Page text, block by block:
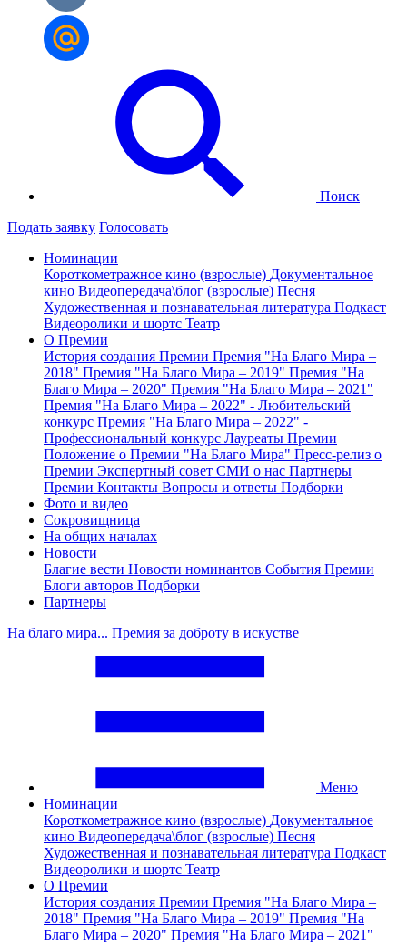
Поиск
Подать заявку Голосовать
Номинации
Короткометражное кино (взрослые) Документальное
кино Видеопередача\блог (взрослые) Песня
Художественная и познавательная литература Подкаст
Видеоролики и шортс Театр
О Премии
История создания Премии Премия "На Благо Мира –
2018" Премия "На Благо Мира – 2019" Премия "На
Благо Мира – 2020" Премия "На Благо Мира – 2021"
Премия "На Благо Мира – 2022" - Любительский
конкурс Премия "На Благо Мира – 2022" -
Профессиональный конкурс Лауреаты Премии
Положение о Премии "На Благо Мира" Пресс-релиз о
Премии Экспертный совет СМИ о нас Партнеры
Премии Контакты Вопросы и ответы Подборки
Фото и видео
Сокровищница
На общих началах
Новости
Благие вести Новости номинантов События Премии
Блоги авторов Подборки
Партнеры
На благо мира... Премия за доброту в искустве
Меню
Номинации
Короткометражное кино (взрослые) Документальное
кино Видеопередача\блог (взрослые) Песня
Художественная и познавательная литература Подкаст
Видеоролики и шортс Театр
О Премии
История создания Премии Премия "На Благо Мира –
2018" Премия "На Благо Мира – 2019" Премия "На
Благо Мира – 2020" Премия "На Благо Мира – 2021"